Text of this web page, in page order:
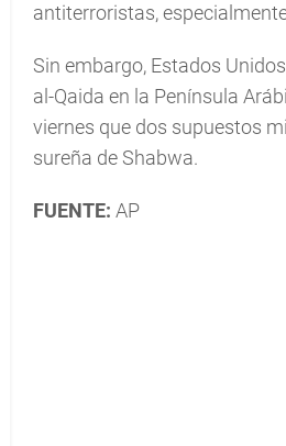
antiterroristas,
Sin embargo, Estados
al-Qaida en la Península
viernes que dos supuestos
sureña de Shabwa.
FUENTE: AP